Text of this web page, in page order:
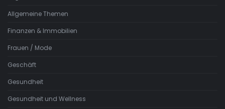
Allgemeine Themen
Finanzen & Immobilien
Frauen / Mode
Geschäft
Gesundheit
Gesundheit und Wellness